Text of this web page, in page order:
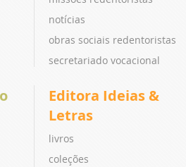
notícias
obras sociais redentoristas
secretariado vocacional
Editora Ideias &
Letras
livros
coleções